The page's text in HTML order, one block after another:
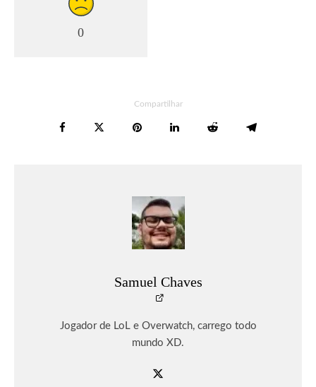
0
Compartilhar
Samuel Chaves
Jogador de LoL e Overwatch, carrego todo
mundo XD.